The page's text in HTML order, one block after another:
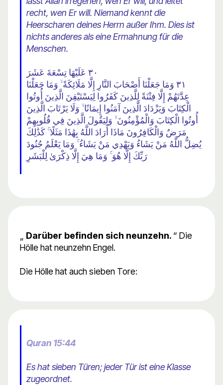
recht, wen Er will. Niemand kennt die
Heerscharen deines Herrn außer Ihm. Dies ist
nichts anderes als eine Ermahnung für die
Menschen.
٣٠ عَلَيْهَا تِسْعَةَ عَشَرَ
٣١ وَمَا جَعَلْنَا أَصْحَابَ النَّارِ إِلَّا مَلَائِكَةً ۙ وَمَا جَعَلْنَا
عِدَّتَهُمْ إِلَّا فِتْنَةً لِلَّذِينَ كَفَرُوا لِيَسْتَيْقِنَ الَّذِينَ أُوتُوا
الْكِتَابَ وَيَزْدَادَ الَّذِينَ آمَنُوا إِيمَانًا ۙ وَلَا يَرْتَابَ الَّذِينَ
أُوتُوا الْكِتَابَ وَالْمُؤْمِنُونَ ۙ وَلِيَقُولَ الَّذِينَ فِي قُلُوبِهِمْ
مَرَضٌ وَالْكَافِرُونَ مَاذَا أَرَادَ اللَّهُ بِهَٰذَا مَثَلًا ۚ كَذَٰلِكَ
يُضِلُّ اللَّهُ مَنْ يَشَاءُ وَيَهْدِي مَنْ يَشَاءُ ۚ وَمَا يَعْلَمُ جُنُودَ
رَبِّكَ إِلَّا هُوَ ۚ وَمَا هِيَ إِلَّا ذِكْرَىٰ لِلْبَشَرِ
Darüber befinden sich neunzehn. “ Die
Hölle hat neunzehn Engel.
Die Hölle hat auch sieben Tore:
Quran 15:44
Es hat sieben Türen; jeder Tür ist eine Klasse
zugeordnet.